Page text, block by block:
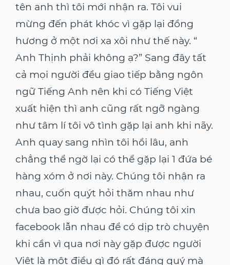
tên anh thì tôi mới nhận ra. Tôi vui
mừng đến phát khóc vì gặp lại đồng
hương ở một nơi xa xôi như thế này. “
Anh Thịnh phải không ạ?” Sang đây tất
cả mọi người đều giao tiếp bằng ngôn
ngữ Tiếng Anh nên khi có Tiếng Việt
xuất hiện thì anh cũng rất ngỡ ngàng
như tâm lí tôi vô tình gặp lại anh khi nãy.
Anh quay sang nhìn tôi hồi lâu, anh
chẳng thể ngờ lại có thể gặp lại 1 đứa bé
hàng xóm ở nơi này. Chúng tôi nhận ra
nhau, cuốn quýt hỏi thăm nhau như
chưa bao giờ được hỏi. Chúng tôi xin
facebook lẫn nhau để có dịp trò chuyện
khi cần vì qua nơi này gặp được người
Việt là một điều gì đó rất đáng quý mà